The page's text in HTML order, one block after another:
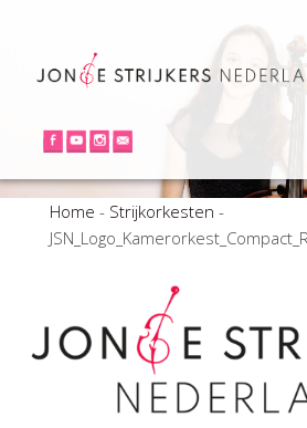
Home - Strijkorkesten -